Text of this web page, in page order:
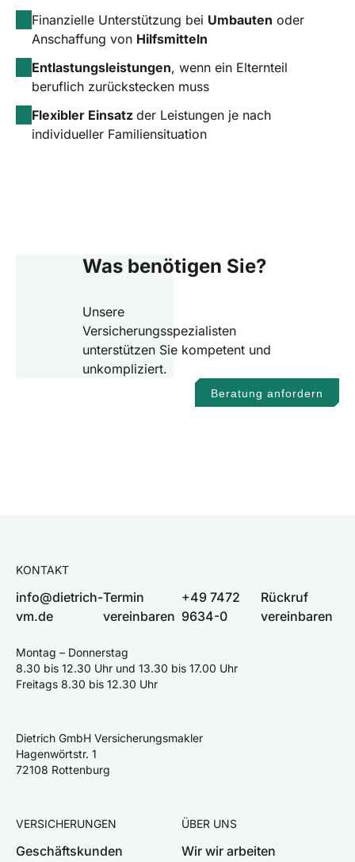
Finanzielle Unterstützung bei Umbauten oder
Anschaffung von Hilfsmitteln
Entlastungsleistungen, wenn ein Elternteil
beruflich zurückstecken muss
Flexibler Einsatz der Leistungen je nach
individueller Familiensituation
Was benötigen Sie?
Unsere
Versicherungsspezialisten
unterstützen Sie kompetent und
unkompliziert.
Beratung anfordern
KONTAKT
info@dietrich-
vm.de
Termin
vereinbaren
+49 7472
9634-0
Rückruf
vereinbaren
Montag – Donnerstag
8.30 bis 12.30 Uhr und 13.30 bis 17.00 Uhr
Freitags 8.30 bis 12.30 Uhr
Dietrich GmbH Versicherungsmakler
Hagenwörtstr. 1
72108 Rottenburg
VERSICHERUNGEN
Geschäftskunden
ÜBER UNS
Wir wir arbeiten